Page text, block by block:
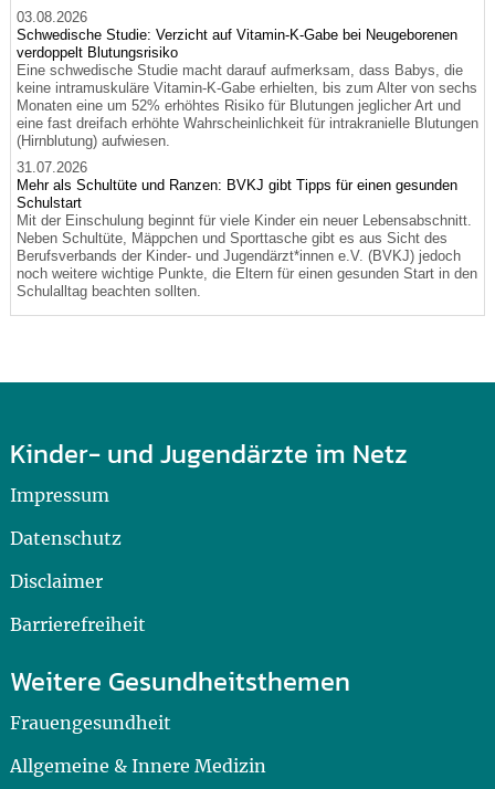
03.08.2026
Schwedische Studie: Verzicht auf Vitamin-K-Gabe bei Neugeborenen
verdoppelt Blutungsrisiko
Eine schwedische Studie macht darauf aufmerksam, dass Babys, die
keine intramuskuläre Vitamin-K-Gabe erhielten, bis zum Alter von sechs
Monaten eine um 52% erhöhtes Risiko für Blutungen jeglicher Art und
eine fast dreifach erhöhte Wahrscheinlichkeit für intrakranielle Blutungen
(Hirnblutung) aufwiesen.
31.07.2026
Mehr als Schultüte und Ranzen: BVKJ gibt Tipps für einen gesunden
Schulstart
Mit der Einschulung beginnt für viele Kinder ein neuer Lebensabschnitt.
Neben Schultüte, Mäppchen und Sporttasche gibt es aus Sicht des
Berufsverbands der Kinder- und Jugendärzt*innen e.V. (BVKJ) jedoch
noch weitere wichtige Punkte, die Eltern für einen gesunden Start in den
Schulalltag beachten sollten.
Kinder- und Jugendärzte im Netz
Impressum
Datenschutz
Disclaimer
Barrierefreiheit
Weitere Gesundheitsthemen
Frauengesundheit
Allgemeine & Innere Medizin